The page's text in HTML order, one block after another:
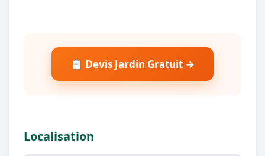
📋 Devis Jardin Gratuit →
Localisation